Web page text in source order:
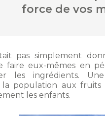
force de vos
pas simplement
faire eux-mêmes en
les ingrédients.
la population aux
les enfants.